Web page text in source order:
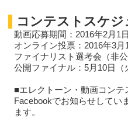
コンテストスケジ
動画応募期間：2016年2月1
オンライン投票：2016年3
ファイナリスト選考会（非
公開ファイナル：5月10日
■エレクトーン・動画コン
Facebookでお知らせしてい
ます。